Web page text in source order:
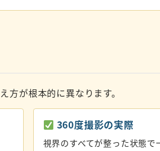
が根本的に異なります。
360度撮影の実際
視界のすべてが整った状態で